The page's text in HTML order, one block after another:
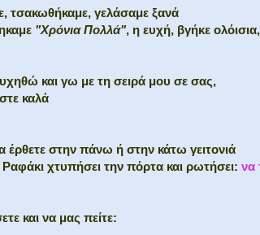
τσακωθήκαμε, γελάσαμε ξανά
"Χρόνια Πολλά", η ευχή, βγήκε
και γω με τη σειρά μου σε σας,
καλά
έρθετε στην πάνω ή στην κάτω γειτονιά
χτυπήσει την πόρτα και ρωτήσει: να
και να μας πείτε: